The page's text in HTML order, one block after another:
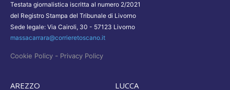
Testata giornalistica iscritta al numero 2/2021
del Registro Stampa del Tribunale di Livorno
Sede legale: Via Cairoli, 30 - 57123 Livorno
massacarrara@corrieretoscano.it
Cookie Policy - Privacy Policy
AREZZO LUCCA